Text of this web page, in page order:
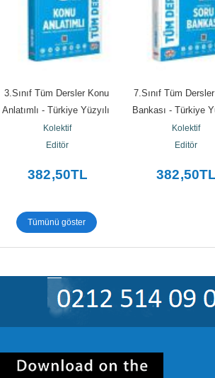
3.Sınıf Tüm Dersler Konu
Anlatımlı - Türkiye Yüzyılı
Maarif Modeli
Kolektif
Editör
382,50TL
7.Sınıf Tüm
Bankası - Türkiye
Maarif Modeli
Kolektif
Editör
382,50TL
Tümünü göster